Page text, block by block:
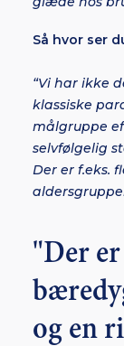
Så hvor ser
“Vi har ikke
klassiske
målgruppe
selvfølgelig
Der er f.eks.
"Der
og en